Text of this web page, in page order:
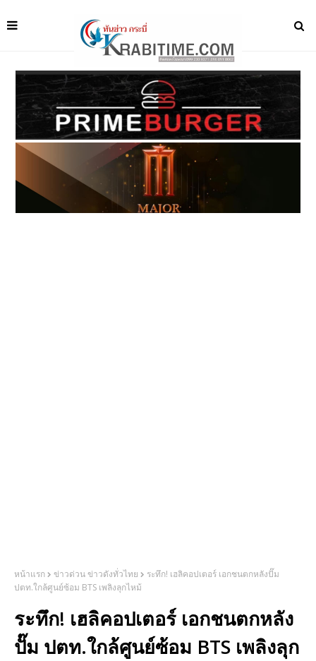
หน้าแรก ข่าวด่วน ข่าวดังทั่วไทย
ระทึก! เฮลิคอปเตอร์ เอกชนตกหลังปั๊ม
ปตท.ใกล้ศูนย์ซ้อม BTS เพลิงลุกไหม้
ระทึก! เฮลิคอปเตอร์ เอกชนตกหลัง
ปั๊ม ปตท.ใกล้ศูนย์ซ้อม BTS เพลิงลุก